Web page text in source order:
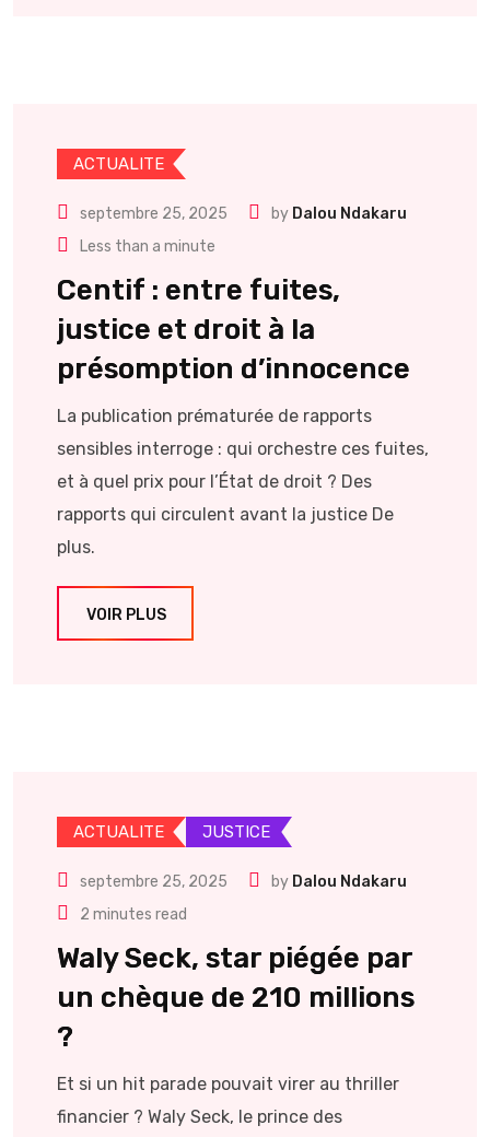
ACTUALITE
septembre 25, 2025 by Dalou Ndakaru
Less than a minute
Centif : entre fuites,
justice et droit à la
présomption d’innocence
La publication prématurée de rapports
sensibles interroge : qui orchestre ces fuites,
et à quel prix pour l’État de droit ? Des
rapports qui circulent avant la justice De
plus.
VOIR PLUS
ACTUALITE JUSTICE
septembre 25, 2025 by Dalou Ndakaru
2 minutes read
Waly Seck, star piégée par
un chèque de 210 millions
?
Et si un hit parade pouvait virer au thriller
financier ? Waly Seck, le prince des